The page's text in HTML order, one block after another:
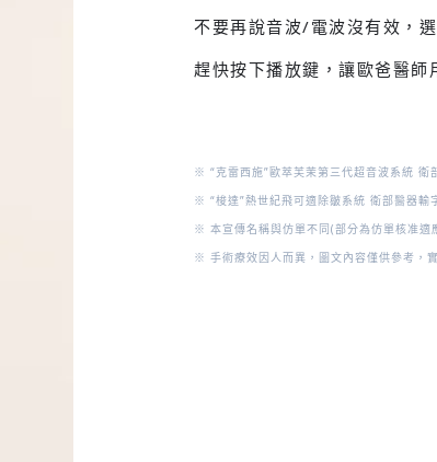
不要再說音波/電波沒有效，
趕快按下播放鍵，讓歐爸醫師
※ “克雷西施”歐萃芙茉第三代超音波系統
※ “梭達”熱世紀飛可適除皺系統 衛部醫器輸
※ 本宣傳名稱與仿單不同(部分為仿單核准適
※ 手術療效因人而異，圖文內容僅供參考，